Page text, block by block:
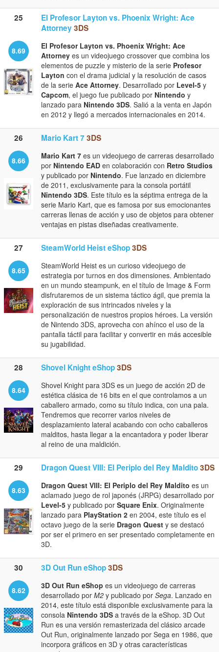
25
El Profesor Layton vs. Phoenix Wright: Ace
Attorney3DS
8.69
El Profesor Layton vs. Phoenix Wright: Ace
Attorney es un videojuego crossover que combina los
elementos de puzzle y misterio de la serie Profesor
Layton con el drama judicial y la resolución de casos
de la serie Ace Attorney. Desarrollado por Level-5 y
Capcom, el juego fue publicado por Nintendo y
lanzado para Nintendo 3DS. Salió a la venta en Japón
en 2012 y llegó a mercados internacionales en 2014.
26 Mario Kart 73DS
8.66 Mario Kart 7 es un videojuego de carreras desarrollado
por Nintendo EAD en colaboración con Retro Studios
y publicado por Nintendo. Fue lanzado en diciembre
de 2011, exclusivamente para la consola portátil
Nintendo 3DS. Este título es la séptima entrega de la
serie Mario Kart, que es famosa por sus emocionantes
carreras llenas de acción y uso de objetos para obtener
ventajas en pistas diseñadas creativamente.
27 SteamWorld Heist eShop3DS
8.65
SteamWorld Heist es un curioso videojuego de
estrategia por turnos en dos dimensiones. Ambientado
en un mundo steampunk, en el título de Image & Form
disfrutaremos de un sistema táctico ágil, que premia la
exploración de sus intrincados niveles y la
personalización de nuestros propios héroes. La versión
de Nintendo 3DS, aprovecha con ahínco el uso de la
pantalla táctil para facilitar y convertir en más accesible
su jugabilidad.
28 Shovel Knight eShop3DS
8.64
Shovel Knight para 3DS es un juego de acción 2D de
estética clásica de 16 bits en el que controlamos a un
caballero armado, como su título indica, con una pala.
Tendremos que recorrer varios niveles de
desplazamiento lateral acabando con ocho caballeros
malditos, hasta llegar a la encantadora y poder liberar
al reino de una maldición.
29 Dragon Quest VIII: El Periplo del Rey Maldito3DS
8.63 Dragon Quest VIII: El Periplo del Rey Maldito es un
aclamado juego de rol japonés (JRPG) desarrollado por
Level-5 y publicado por Square Enix. Originalmente
lanzado para PlayStation 2 en 2004, este título es el
octavo juego de la serie Dragon Quest y se destacó
por ser el primero en ser presentado completamente en
3D.
30 3D Out Run eShop3DS
8.62 3D Out Run eShop es un videojuego de carreras
desarrollado por M2 y publicado por Sega. Lanzado en
2014, este título está disponible exclusivamente para la
consola Nintendo 3DS a través de la eShop. 3D Out
Run es una versión remasterizada del clásico arcade
Out Run, originalmente lanzado por Sega en 1986, que
incorpora gráficos en 3D y otras características